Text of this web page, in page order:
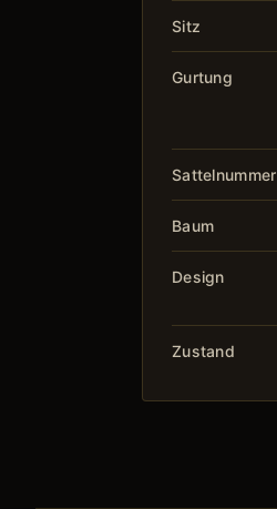
Sitz
Gurtung
Sattelnummer
Baum
Design
Zustand